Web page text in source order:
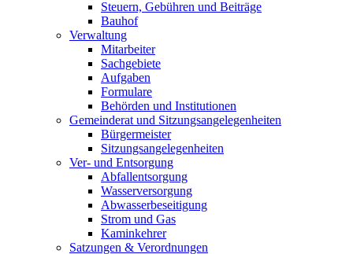
Steuern, Gebühren und Beiträge
Bauhof
Verwaltung
Mitarbeiter
Sachgebiete
Aufgaben
Formulare
Behörden und Institutionen
Gemeinderat und Sitzungsangelegenheiten
Bürgermeister
Sitzungsangelegenheiten
Ver- und Entsorgung
Abfallentsorgung
Wasserversorgung
Abwasserbeseitigung
Strom und Gas
Kaminkehrer
Satzungen & Verordnungen